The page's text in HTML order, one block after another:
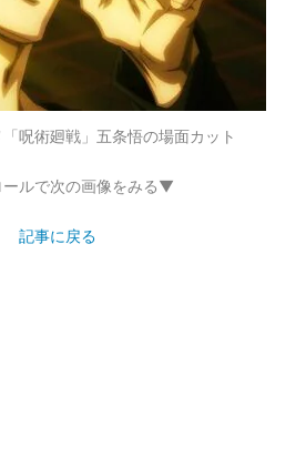
呪術廻戦」五条悟の場面カット
ルで次の画像をみる▼
記事に戻る